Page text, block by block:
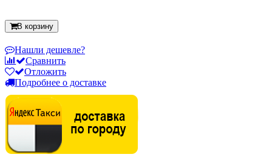
В корзину
Нашли дешевле?
Сравнить
Отложить
Подробнее о доставке